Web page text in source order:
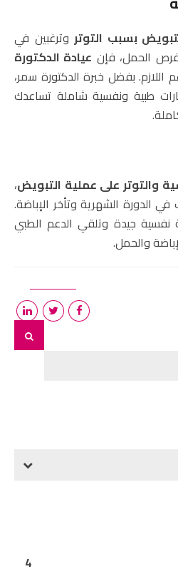
بسبب التوتروترغبين في
الحمل، فإن عيادة الدكتورة
اللازم. بفضل خبرة الدكتورة سمر،
طبية ونفسية شاملة تساعدك
والتوتر على عملية التبويض،
الدورة الشهرية وتأخر الإباضة.
جيدة وتلقي الدعم الطبي
والحمل.
4